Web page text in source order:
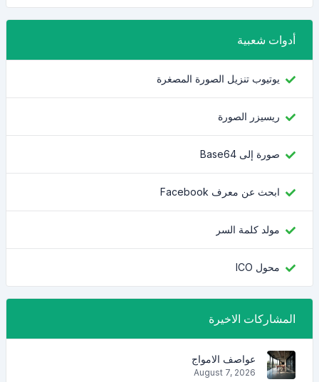
أدوات شعبية
يوتيوب تنزيل الصورة المصغرة
ريسيزر الصورة
صورة إلى Base64
ابحث عن معرف Facebook
مولد كلمة السر
محول ICO
المشاركات الاخيرة
عواصف الامواج
August 7, 2026